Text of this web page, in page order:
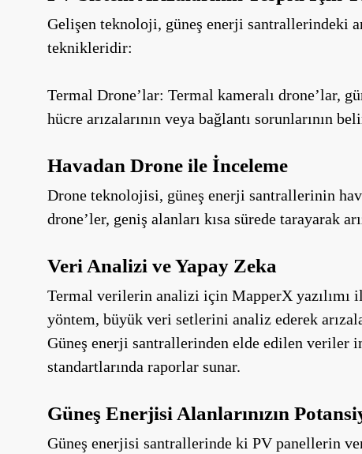
Gelişen teknoloji, güneş enerji santrallerindeki
teknikleridir:
Termal Drone’lar: Termal kameralı drone’lar,
hücre arızalarının veya bağlantı sorunlarının
Havadan Drone ile İnceleme
Drone teknolojisi, güneş enerji santrallerinin
drone’ler, geniş alanları kısa sürede tarayarak
Veri Analizi ve Yapay Zeka
Termal verilerin analizi için MapperX yazılımı
yöntem, büyük veri setlerini analiz ederek
Güneş enerji santrallerinden elde edilen veriler
standartlarında raporlar sunar.
Güneş Enerjisi Alanlarınızın
Güneş enerjisi santrallerinde ki PV panellerin